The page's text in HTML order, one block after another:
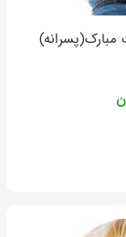
مبارک(پسرانه)